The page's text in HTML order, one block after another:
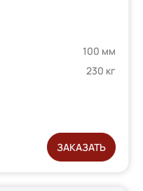
опроса
пользователей
100 мм
230 кг
ЗАКАЗАТЬ